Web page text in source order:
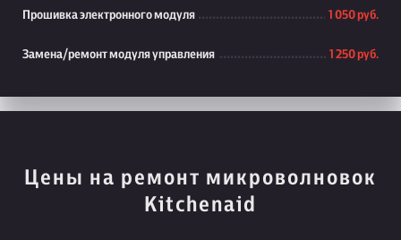
Прошивка электронного модуля 1 050 руб.
Замена/ремонт модуля управления 1 250 руб.
Цены на ремонт микроволновок
Kitchenaid